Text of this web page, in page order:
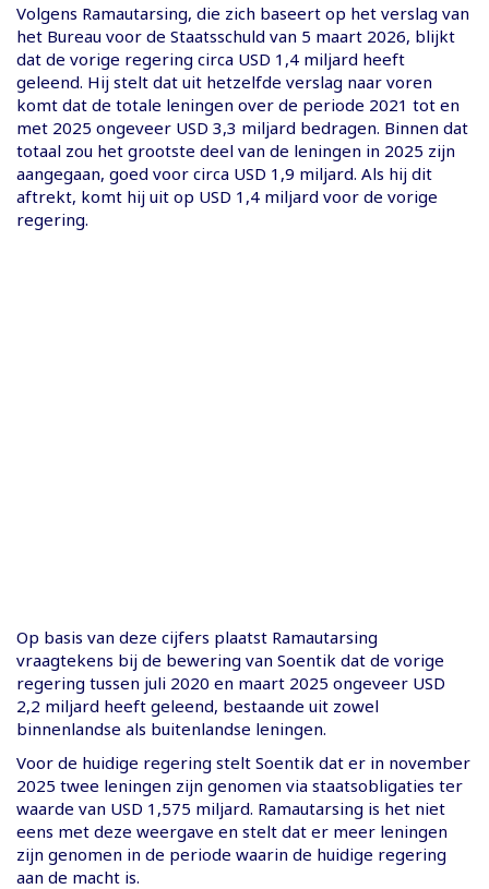
Volgens Ramautarsing, die zich baseert op het verslag van
het Bureau voor de Staatsschuld van 5 maart 2026, blijkt
dat de vorige regering circa USD 1,4 miljard heeft
geleend. Hij stelt dat uit hetzelfde verslag naar voren
komt dat de totale leningen over de periode 2021 tot en
met 2025 ongeveer USD 3,3 miljard bedragen. Binnen dat
totaal zou het grootste deel van de leningen in 2025 zijn
aangegaan, goed voor circa USD 1,9 miljard. Als hij dit
aftrekt, komt hij uit op USD 1,4 miljard voor de vorige
regering.
Op basis van deze cijfers plaatst Ramautarsing
vraagtekens bij de bewering van Soentik dat de vorige
regering tussen juli 2020 en maart 2025 ongeveer USD
2,2 miljard heeft geleend, bestaande uit zowel
binnenlandse als buitenlandse leningen.
Voor de huidige regering stelt Soentik dat er in november
2025 twee leningen zijn genomen via staatsobligaties ter
waarde van USD 1,575 miljard. Ramautarsing is het niet
eens met deze weergave en stelt dat er meer leningen
zijn genomen in de periode waarin de huidige regering
aan de macht is.